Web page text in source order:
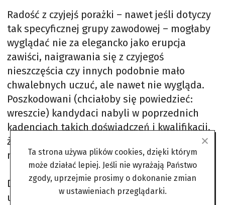
Radość z czyjejś porażki – nawet jeśli dotyczy
tak specyficznej grupy zawodowej – mogłaby
wyglądać nie za elegancko jako erupcja
zawiści, naigrawania się z czyjegoś
nieszczęścia czy innych podobnie mało
chwalebnych uczuć, ale nawet nie wygląda.
Poszkodowani (chciałoby się powiedzieć:
wreszcie) kandydaci nabyli w poprzednich
kadencjach takich doświadczeń i kwalifikacji,
że łatwo mogą je wykorzystać w chwili
niepowodzenia.
Dla posła (byłego) Czarneckiego
utrzymywanie stałych połączeń z Jasła do
Ta strona używa plików cookies, dzięki którym
może działać lepiej. Jeśli nie wyrażają Państwo
zgody, uprzejmie prosimy o dokonanie zmian
w ustawieniach przeglądarki.